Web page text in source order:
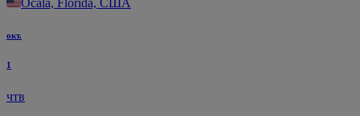
окт.
1
чтв